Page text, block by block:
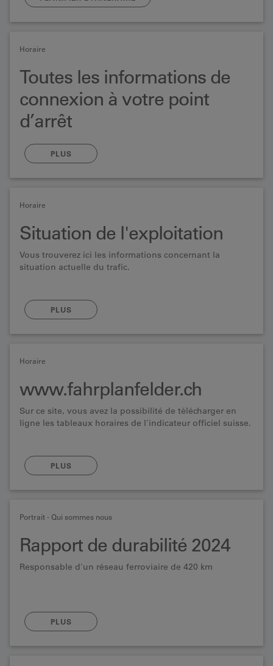
Horaire
Toutes les informations de
connexion à votre point
d’arrêt
Tableaux de départ et horaires d’impression
PLUS
Horaire
Situation de l'exploitation
Vous trouverez ici les informations concernant la
situation actuelle du trafic.
PLUS
Horaire
www.fahrplanfelder.ch
Sur ce site, vous avez la possibilité de télécharger en
ligne les tableaux horaires de l'indicateur officiel suisse.
PLUS
Portrait - Qui sommes nous
Rapport de durabilité 2024
Responsable d'un réseau ferroviaire de 420 km
PLUS